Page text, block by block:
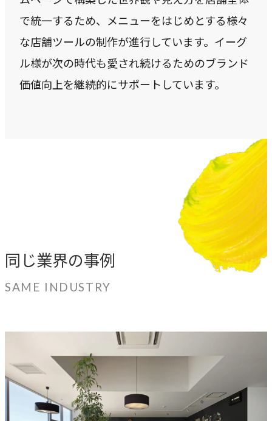
で統一するため、メニューをはじめとする様々
な店舗ツールの制作が進行しています。イーグ
ル様が次の時代も愛され続けるためのブランド
価値向上を継続的にサポートしています。
同じ業界の事例
SAME INDUSTRY